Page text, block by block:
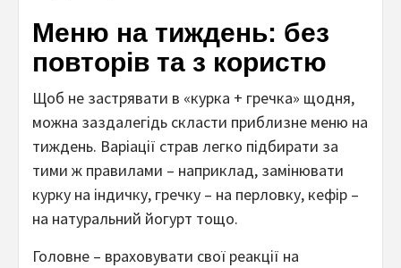
Меню на тиждень: без
повторів та з користю
Щоб не застрявати в «курка + гречка» щодня,
можна заздалегідь скласти приблизне меню на
тиждень. Варіації страв легко підбирати за
тими ж правилами – наприклад, замінювати
курку на індичку, гречку – на перловку, кефір –
на натуральний йогурт тощо.
Головне – враховувати свої реакції на